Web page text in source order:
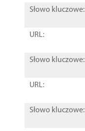
Słowo kluczowe:
URL:
Słowo kluczowe:
URL:
Słowo kluczowe: